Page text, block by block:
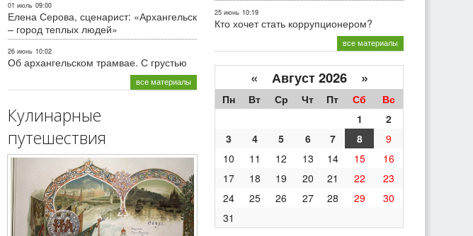
01 июль 09:00
Елена Серова, сценарист: «Архангельск
– город теплых людей»
26 июнь 10:02
Об архангельском трамвае. С грустью
все материалы
Кулинарные
путешествия
25 июнь 10:19
Кто хочет стать коррупционером?
все материалы
« Август 2026 »
Пн Вт Ср Чт Пт Сб
Вс
1
2
3
4 5 6 7 8
9
10
11 12 13 14 15
16
17
18 19 20 21 22
23
24
25 26 27 28 29
30
31